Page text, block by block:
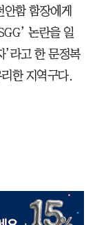
함 함장에게
논란을 일
’라고 한 문정복
한 지역구다.